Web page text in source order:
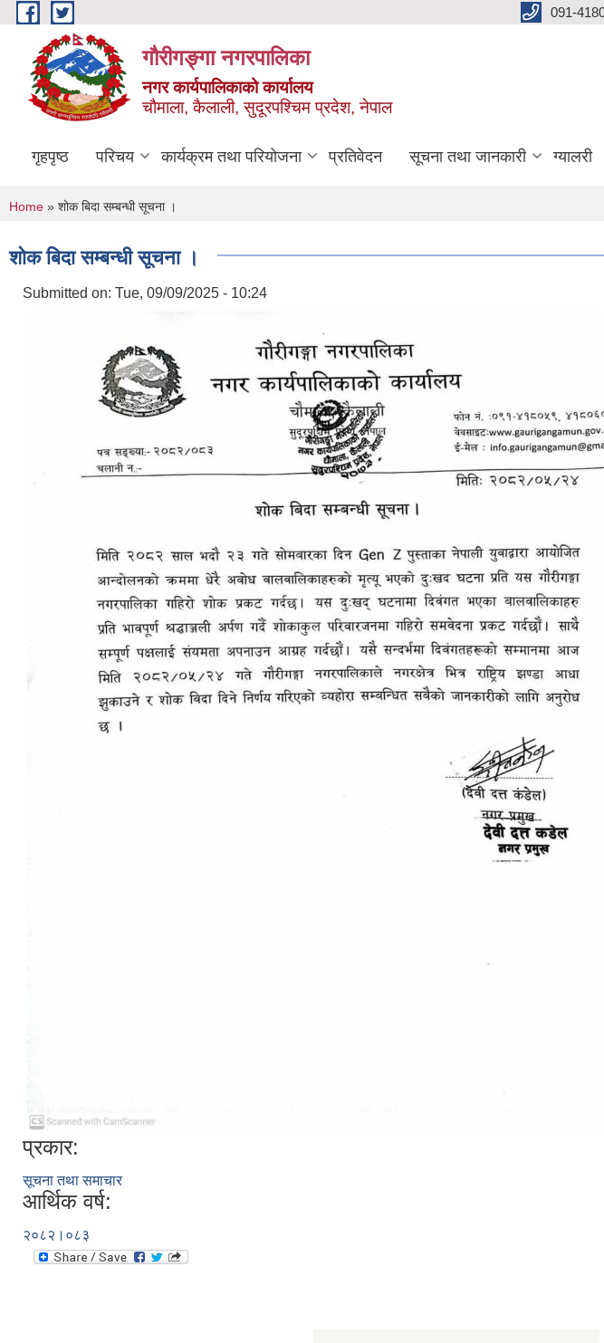
Skip to main content 091-
गौरीगङ्गा नगरपालिका
नगर कार्यपालिकाको कार्यालय
चौमाला, कैलाली, सुदूरपश्चिम प्रदेश, नेपाल
गृहपृष्ठ परिचय कार्यक्रम तथा परियोजना प्रतिवेदन सूचना तथा जानकारी ग्यालरी
You are here
Home » शोक बिदा सम्बन्धी सूचना ।
शोक बिदा सम्बन्धी सूचना ।
Submitted on: Tue, 09/09/2025 - 10:24
प्रकार:
सूचना तथा समाचार
आर्थिक वर्ष:
२०८२।०८३